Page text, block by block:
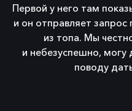
Первой у него там
и он отправляет
из топа. Мы
и небезуспешно,
поводу